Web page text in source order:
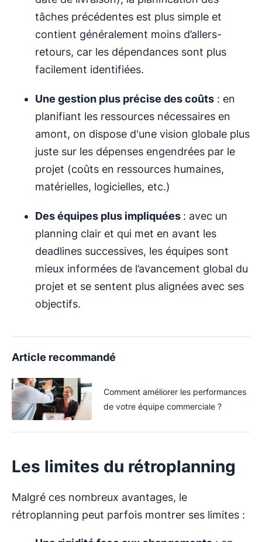
tâches précédentes est plus simple et
contient généralement moins d’allers-
retours, car les dépendances sont plus
facilement identifiées.
Une gestion plus précise des coûts : en
planifiant les ressources nécessaires en
amont, on dispose d'une vision globale plus
juste sur les dépenses engendrées par le
projet (coûts en ressources humaines,
matérielles, logicielles, etc.)
Des équipes plus impliquées : avec un
planning clair et qui met en avant les
deadlines successives, les équipes sont
mieux informées de l’avancement global du
projet et se sentent plus alignées avec ses
objectifs.
Article recommandé
Comment améliorer les performances
de votre équipe commerciale ?
Les limites du rétroplanning
Malgré ces nombreux avantages, le
rétroplanning peut parfois montrer ses limites :